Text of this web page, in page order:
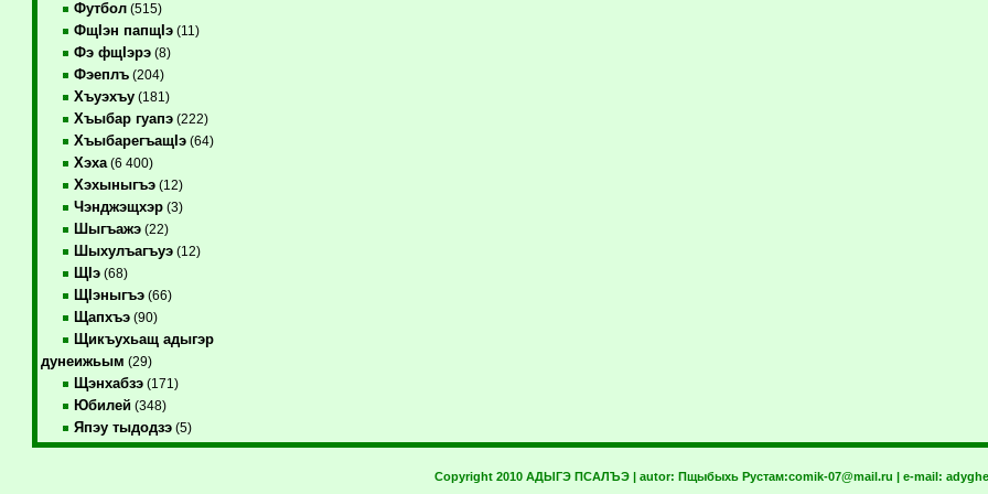
Футбол(515)
ФщIэн папщIэ(11)
Фэ фщIэрэ(8)
Фэеплъ(204)
Хъуэхъу(181)
Хъыбар гуапэ(222)
ХъыбарегъащIэ(64)
Хэха(6 400)
Хэхыныгъэ(12)
Чэнджэщхэр(3)
Шыгъажэ(22)
Шыхулъагъуэ(12)
ЩIэ(68)
ЩIэныгъэ(66)
Щапхъэ(90)
Щикъухьащ адыгэр
дунеижьым (29)
Щэнхабзэ(171)
Юбилей(348)
Япэу тыдодзэ(5)
Copyright 2010 АДЫГЭ ПСАЛЪЭ | autor: Пщыбыхь Рустам:comik-07@mail.ru | e-mail: